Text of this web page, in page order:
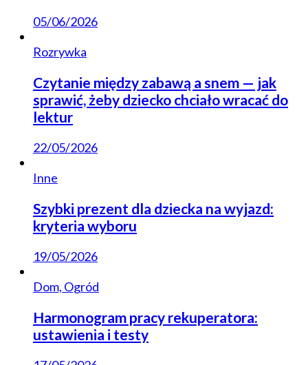
05/06/2026
Rozrywka
Czytanie między zabawą a snem — jak
sprawić, żeby dziecko chciało wracać do
lektur
22/05/2026
Inne
Szybki prezent dla dziecka na wyjazd:
kryteria wyboru
19/05/2026
Dom, Ogród
Harmonogram pracy rekuperatora:
ustawienia i testy